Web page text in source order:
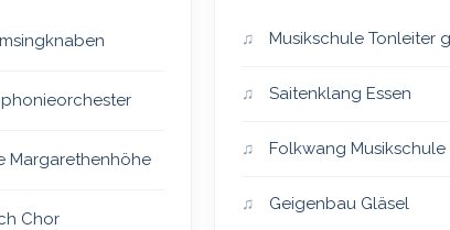
Margarethenhöhe
Chor
Musikschule Tonleiter
Saitenklang Essen
Folkwang Musikschule
Geigenbau Gläsel